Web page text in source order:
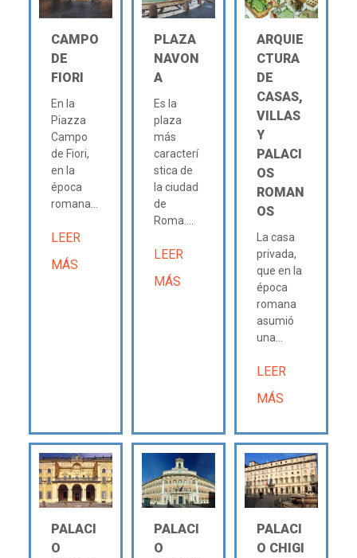
CAMPO
DE
FIORI
En la
Piazza
Campo
de Fiori,
en la
época
romana...
LEER
MÁS
PLAZA
NAVON
A
Es la
plaza
más
caracterí
stica de
la ciudad
de
Roma....
LEER
MÁS
ARQUIE
CTURA
DE
CASAS,
VILLAS
Y
PALACI
OS
ROMAN
OS
La casa
privada,
que en la
época
romana
asumió
una...
LEER
MÁS
PALACI
O
PALACI
O
PALACI
O CHIGI